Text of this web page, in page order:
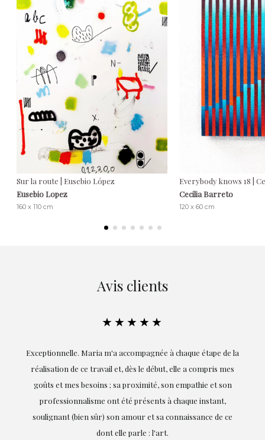
Sur la route | Eusebio López
Eusebio Lopez
160 x 110 cm
Everybody knows 18 |
Cecilia Barreto
120 x 60 cm
Avis clients
★★★★★
Exceptionnelle. Maria m'a accompagnée à chaque étape de la
réalisation de ce travail et, dès le début, elle a compris mes
goûts et mes besoins ; sa proximité, son empathie et son
professionnalisme ont été présents à chaque instant,
soulignant (bien sûr) son amour et sa connaissance de ce
dont elle parle : l'art.